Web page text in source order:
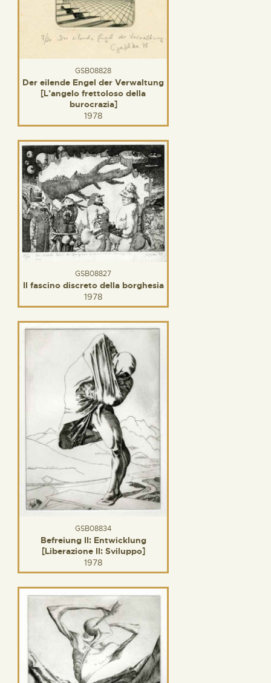
GSB08828
Der eilende Engel der Verwaltung
[L’angelo frettoloso della
burocrazia]
1978
GSB08827
Il fascino discreto della borghesia
1978
GSB08834
Befreiung II: Entwicklung
[Liberazione II: Sviluppo]
1978